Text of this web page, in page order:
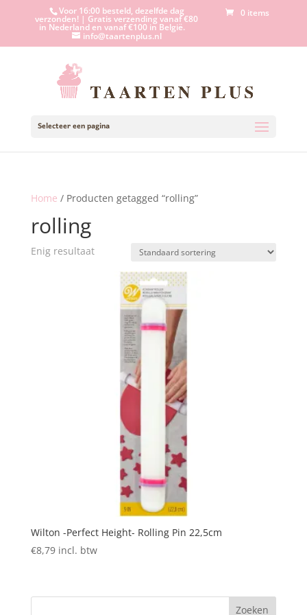
Voor 16:00 besteld, dezelfde dag
verzonden! | Gratis verzending vanaf €80
in Nederland en vanaf €100 in België.
info@taartenplus.nl
0 items
Selecteer een pagina
Home / Producten getagged “rolling”
rolling
Enig resultaat
Wilton -Perfect Height- Rolling Pin 22,5cm
€8,79 incl. btw
Zoeken